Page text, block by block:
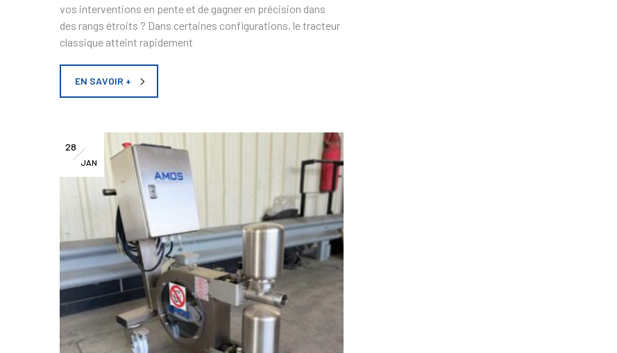
vos interventions en pente et de gagner en précision dans
des rangs étroits ? Dans certaines configurations, le tracteur
classique atteint rapidement
EN SAVOIR +
28
JAN